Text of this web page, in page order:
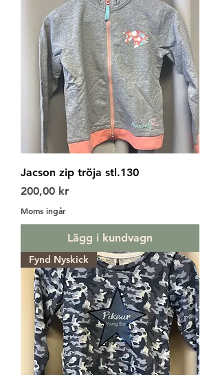
Jacson zip tröja stl.130
Pris
200,00 kr
Moms ingår
Lägg i kundvagn
Fynd Nyskick